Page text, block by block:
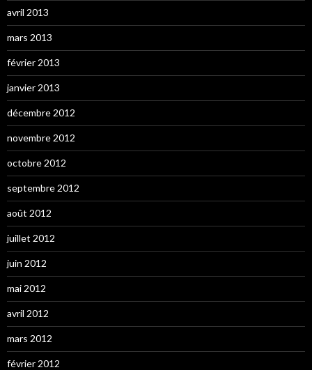
avril 2013
mars 2013
février 2013
janvier 2013
décembre 2012
novembre 2012
octobre 2012
septembre 2012
août 2012
juillet 2012
juin 2012
mai 2012
avril 2012
mars 2012
février 2012